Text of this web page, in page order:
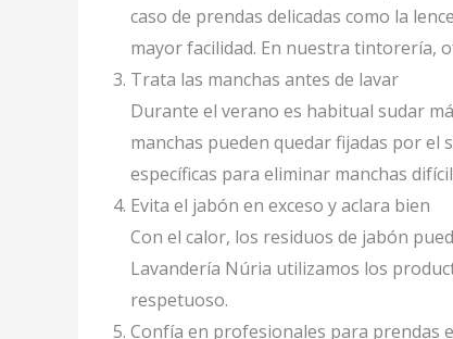
caso de prendas delicadas como la
mayor facilidad. En nuestra tintorería,
Trata las manchas antes de lavar
Durante el verano es habitual sudar
manchas pueden quedar fijadas por
específicas para eliminar manchas
Evita el jabón en exceso y aclara bien
Con el calor, los residuos de jabón
Lavandería Núria utilizamos los
respetuoso.
Confía en profesionales para prendas